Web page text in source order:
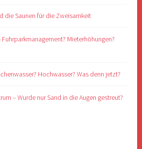
die Saunen für die Zweisamkeit
Mieterhöhungen?
Hochwasser? Was denn jetzt?
– Wurde nur Sand in die Augen gestreut?